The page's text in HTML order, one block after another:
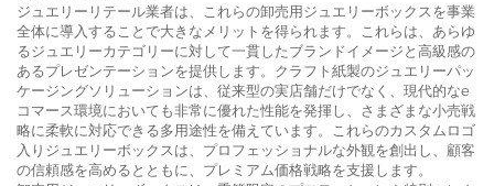
ジュエリーリテール業者は、これらの卸売用ジュエリーボックスを事業
全体に導入することで大きなメリットを得られます。これらは、あらゆ
るジュエリーカテゴリーに対して一貫したブランドイメージと高級感の
あるプレゼンテーションを提供します。クラフト紙製のジュエリーパッ
ケージングソリューションは、従来型の実店舗だけでなく、現代的なe
コマース環境においても非常に優れた性能を発揮し、さまざまな小売戦
略に柔軟に対応できる多用途性を備えています。これらのカスタムロゴ
入りジュエリーボックスは、プロフェッショナルな外観を創出し、顧客
の信頼感を高めるとともに、プレミアム価格戦略を支援します。